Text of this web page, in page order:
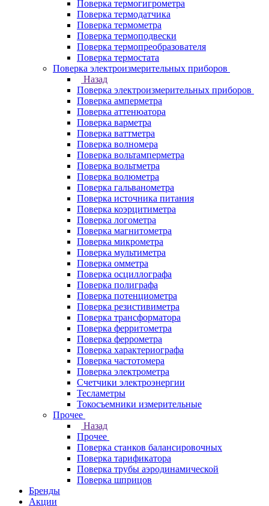
Поверка термогигрометра
Поверка термодатчика
Поверка термометра
Поверка термоподвески
Поверка термопреобразователя
Поверка термостата
Поверка электроизмерительных приборов
Назад
Поверка электроизмерительных приборов
Поверка амперметра
Поверка аттенюатора
Поверка варметра
Поверка ваттметра
Поверка волномера
Поверка вольтамперметра
Поверка вольтметра
Поверка волюметра
Поверка гальванометра
Поверка источника питания
Поверка коэрцитиметра
Поверка логометра
Поверка магнитометра
Поверка микрометра
Поверка мультиметра
Поверка омметра
Поверка осциллографа
Поверка полиграфа
Поверка потенциометра
Поверка резистивиметра
Поверка трансформатора
Поверка ферритометра
Поверка феррометра
Поверка характериографа
Поверка частотомера
Поверка электрометра
Счетчики электроэнергии
Тесламетры
Токосъемники измерительные
Прочее
Назад
Прочее
Поверка станков балансировочных
Поверка тарификатора
Поверка трубы аэродинамической
Поверка шприцов
Бренды
Акции